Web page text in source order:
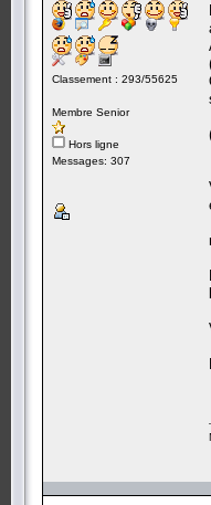
Classement : 293/55625
Membre Senior
Hors ligne
Messages: 307